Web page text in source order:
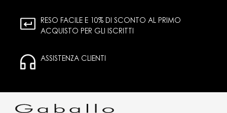
RESO FACILE E 10% DI SCONTO AL PRIMO
ACQUISTO PER GLI ISCRITTI
ASSISTENZA CLIENTI